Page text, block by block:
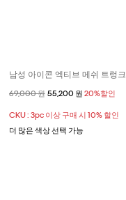
남성 아이콘 엑티브 메쉬 트렁크
할인 전 가격
69,000 원할인된 가격
55,200 원 20%할인
CKU : 3pc 이상 구매 시 10% 할인
더 많은 색상 선택 가능